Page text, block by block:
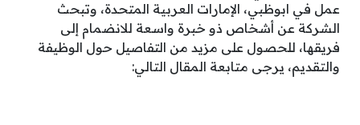
عمل في ابوظبي، الإمارات العربية المتحدة، وتبحث
الشركة عن أشخاص ذو خبرة واسعة للانضمام إلى
فريقها، للحصول على مزيد من التفاصيل حول الوظيفة
والتقديم، يرجى متابعة المقال التالي: